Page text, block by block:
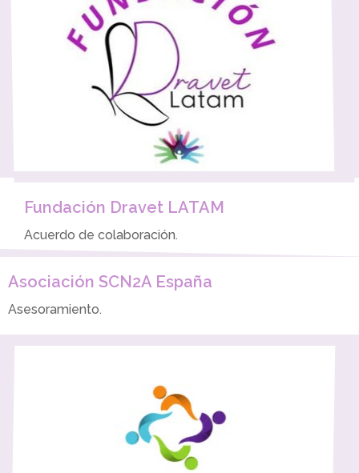
Fundación Dravet LATAM
Acuerdo de colaboración.
Asociación SCN2A España
Asesoramiento.